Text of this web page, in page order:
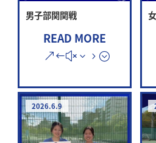
男子部関関戦
READ MORE
2026.6.9